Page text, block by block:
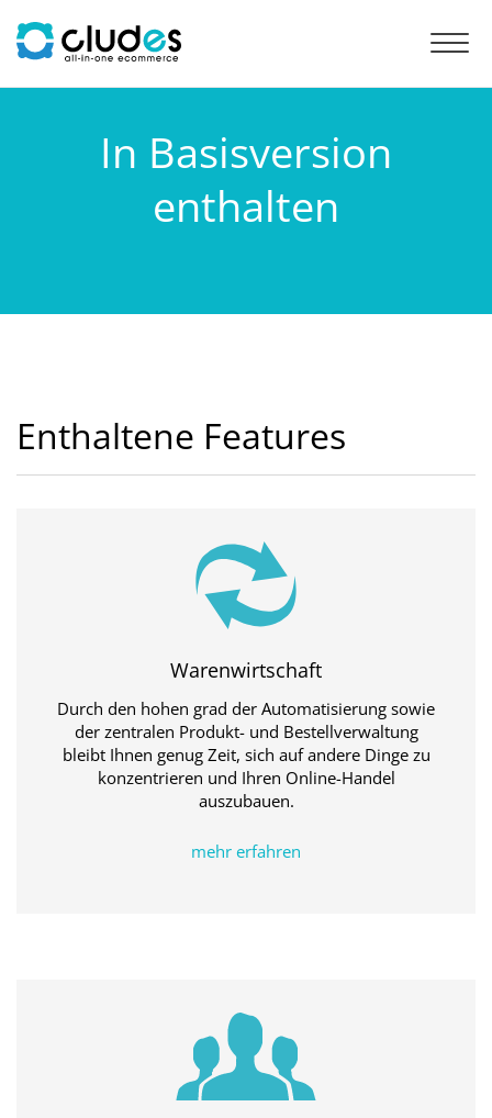
In Basisversion
enthalten
Enthaltene Features
Warenwirtschaft
Durch den hohen grad der Automatisierung sowie
der zentralen Produkt- und Bestellverwaltung
bleibt Ihnen genug Zeit, sich auf andere Dinge zu
konzentrieren und Ihren Online-Handel
auszubauen.
mehr erfahren